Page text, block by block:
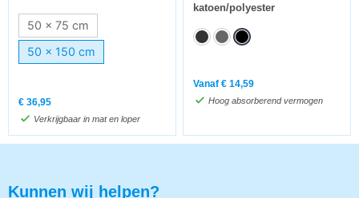
50 x 75 cm
50 x 150 cm
€ 36,95
Verkrijgbaar in mat en loper
katoen/polyester
Vanaf € 14,59
Hoog absorberend vermogen
Kunnen wij helpen?